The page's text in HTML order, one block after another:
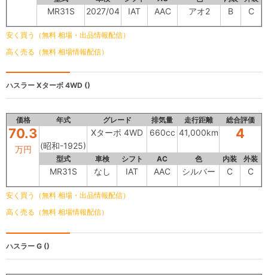
MR31S 2027/04 IAT AAC アオ2 B C
安く買う（無料 相場・出品情報配信）
高く売る（無料 相場情報配信）
ハスラー Xターボ 4WD ()
価格 年式 グレード 排気量 走行距離 総合評価
70.3
万円 (昭和-1925)
Xターボ 4WD 660cc 41,000km 4
型式 車検 シフト AC 色 内装 外装
MR31S なし IAT AAC シルバー C C
安く買う（無料 相場・出品情報配信）
高く売る（無料 相場情報配信）
ハスラー G ()